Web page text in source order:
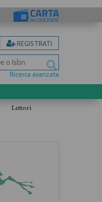
REGISTRATI
Ricerca avanzata
Lettori